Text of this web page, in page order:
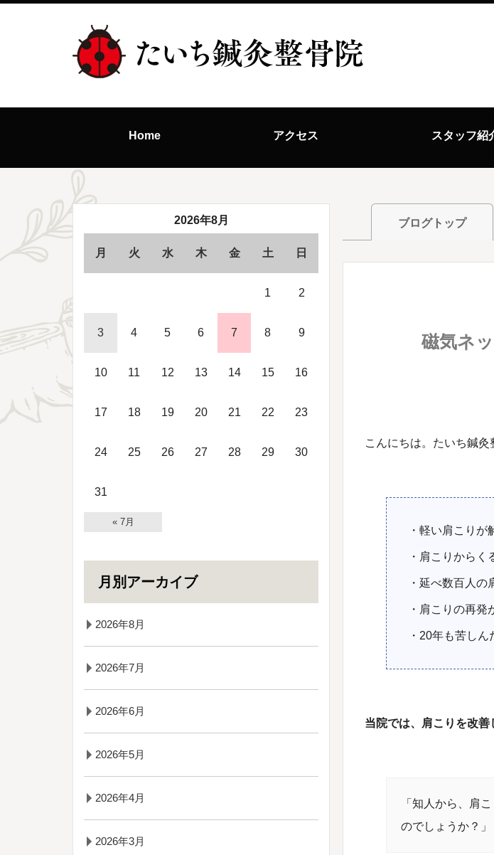
Home アクセス スタッフ紹
ブログトップ
磁気ネ
こんにちは。たいち鍼灸
・軽い肩こりが
・肩こりからく
・延べ数百人の
・肩こりの再発
・20年も苦し
当院では、肩こりを改善
「知人から、肩
のでしょうか？」
2026年8月
月 火 水 木 金 土 日
1 2
3 4 5 6 7 8 9
10 11 12 13 14 15 16
17 18 19 20 21 22 23
24 25 26 27 28 29 30
31
« 7月
月別アーカイブ
2026年8月
2026年7月
2026年6月
2026年5月
2026年4月
2026年3月